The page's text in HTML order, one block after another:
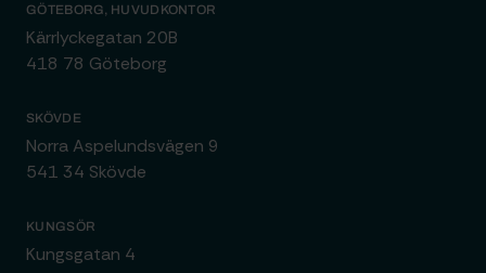
GÖTEBORG, HUVUDKONTOR
Kärrlyckegatan 20B
418 78 Göteborg
SKÖVDE
Norra Aspelundsvägen 9
541 34 Skövde
KUNGSÖR
Kungsgatan 4